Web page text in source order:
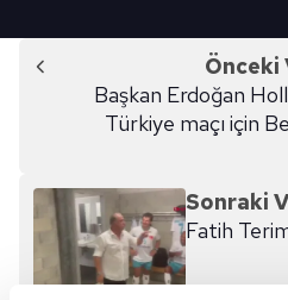
Önceki
Başkan Erdoğan
Türkiye maçı için
Sonraki
Fatih